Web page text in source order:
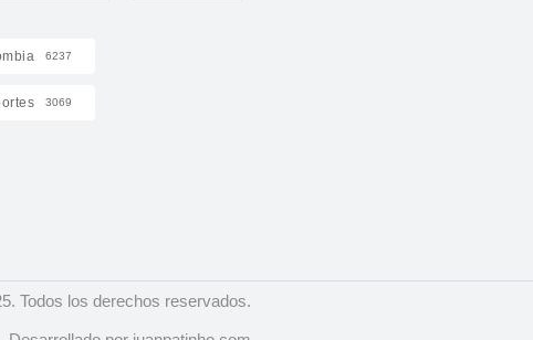
6237
3069
Todos los derechos reservados.